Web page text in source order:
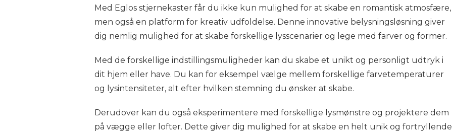
Med Eglos stjernekaster får du ikke kun mulighed for at skabe en romantisk atmosfære,
men også en platform for kreativ udfoldelse. Denne innovative belysningsløsning giver
dig nemlig mulighed for at skabe forskellige lysscenarier og lege med farver og former.
Med de forskellige indstillingsmuligheder kan du skabe et unikt og personligt udtryk i
dit hjem eller have. Du kan for eksempel vælge mellem forskellige farvetemperaturer
og lysintensiteter, alt efter hvilken stemning du ønsker at skabe.
Derudover kan du også eksperimentere med forskellige lysmønstre og projektere dem
på vægge eller lofter. Dette giver dig mulighed for at skabe en helt unik og fortryllende